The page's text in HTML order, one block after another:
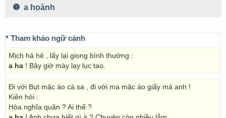
a hoành
* Tham khảo ngữ cảnh
Mịch hả hê , lấy lại giọng bình thường :
a ha ! Bây giờ mày lạy lục tao.
Đi với Bụt mặc áo cà sa , đi với ma mặc áo giấy mà anh !
Kiên hỏi :
Hòa nghĩa quân ? Ai thế ?